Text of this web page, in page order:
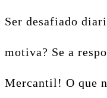
Ser desafiado
motiva? Se a
Mercantil! O que